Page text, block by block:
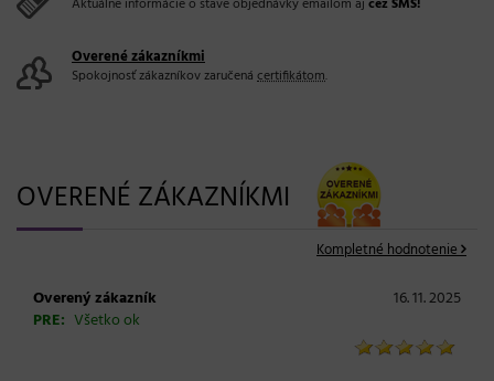
Aktuálne informácie o stave objednávky emailom aj cez SMS!
Overené zákazníkmi
Spokojnosť zákazníkov zaručená certifikátom.
OVERENÉ ZÁKAZNÍKMI
Kompletné hodnotenie
Overený zákazník
16. 11. 2025
PRE: Všetko ok